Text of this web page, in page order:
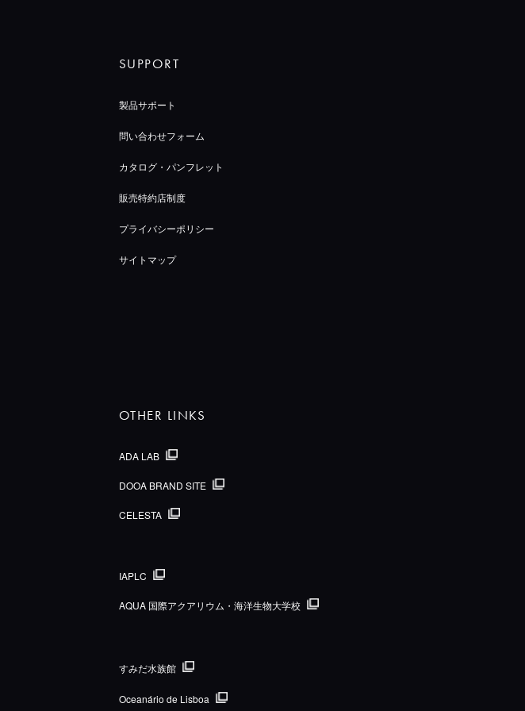
SUPPORT
製品サポート
問い合わせフォーム
カタログ・パンフレット
販売特約店制度
プライバシーポリシー
サイトマップ
OTHER LINKS
ADA LAB
DOOA BRAND SITE
CELESTA
IAPLC
AQUA 国際アクアリウム・海洋生物大学校
すみだ水族館
Oceanário de Lisboa